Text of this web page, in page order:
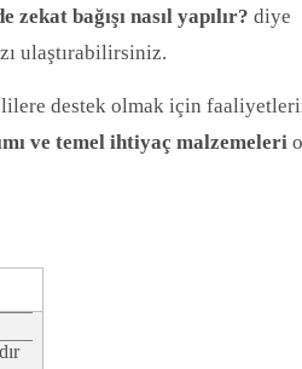
zekat bağışı nasıl yapılır? diye
ulaştırabilirsiniz.
destek olmak için
ve temel ihtiyaç malzemeleri